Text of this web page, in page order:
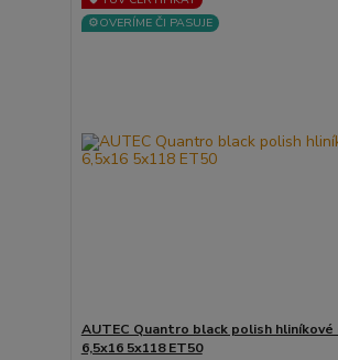
⚙️OVERÍME ČI PASUJE
AUTEC Quantro black polish hliníkové
6,5x16 5x118 ET50